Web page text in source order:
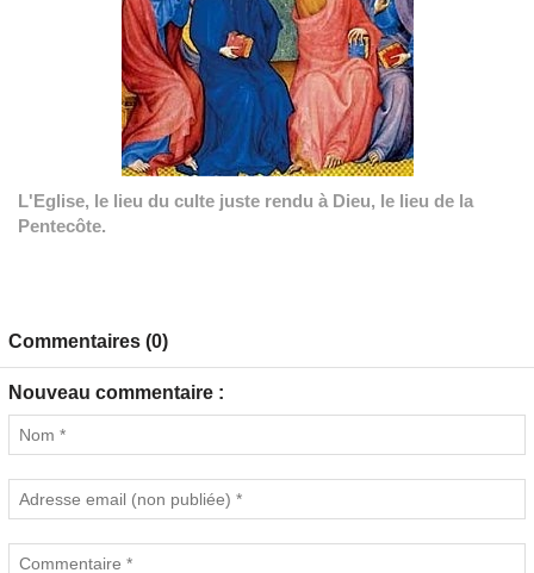
L'Eglise, le lieu du culte juste rendu à Dieu, le lieu de la
Pentecôte.
Commentaires (0)
Nouveau commentaire :